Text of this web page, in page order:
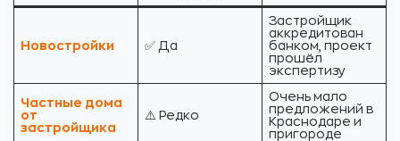
Новостройки ✅ Да
Застройщик
аккредитован
банком, проект
прошёл
экспертизу
Частные дома
от
застройщика
⚠️ Редко
Очень мало
предложений в
Краснодаре и
пригороде